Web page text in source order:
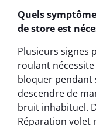
Quels
de store est
Plusieurs signes
roulant
bloquer pendant
descendre de
bruit inhabituel.
Réparation volet